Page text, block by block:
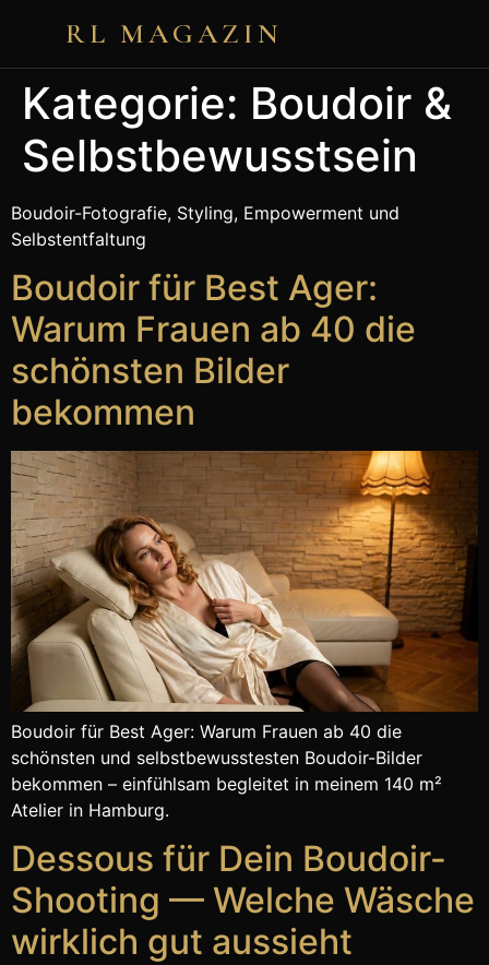
RL MAGAZIN
Kategorie: Boudoir &
Selbstbewusstsein
Boudoir-Fotografie, Styling, Empowerment und
Selbstentfaltung
Boudoir für Best Ager:
Warum Frauen ab 40 die
schönsten Bilder
bekommen
Boudoir für Best Ager: Warum Frauen ab 40 die
schönsten und selbstbewusstesten Boudoir-Bilder
bekommen – einfühlsam begleitet in meinem 140 m²
Atelier in Hamburg.
Dessous für Dein Boudoir-
Shooting — Welche Wäsche
wirklich gut aussieht